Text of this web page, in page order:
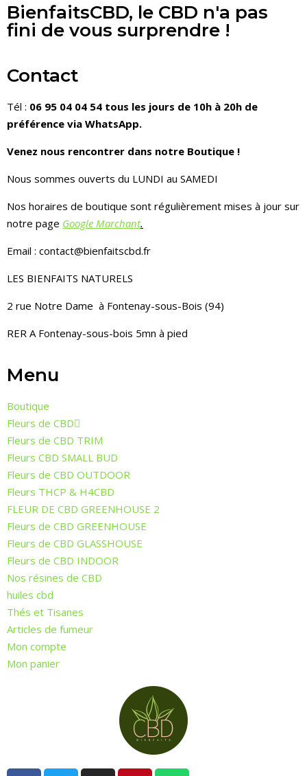
BienfaitsCBD, le CBD n'a pas
fini de vous surprendre !
Contact
Tél : 06 95 04 04 54 tous les jours de 10h à 20h de
préférence via WhatsApp.
Venez nous rencontrer dans notre Boutique !
Nous sommes ouverts du LUNDI au SAMEDI
Nos horaires de boutique sont régulièrement mises à jour sur
notre page Google Marchant.
Email : contact@bienfaitscbd.fr
LES BIENFAITS NATURELS
2 rue Notre Dame à Fontenay-sous-Bois (94)
RER A Fontenay-sous-bois 5mn à pied
Menu
Boutique
Fleurs de CBD
Fleurs de CBD TRIM
Fleurs CBD SMALL BUD
Fleurs de CBD OUTDOOR
Fleurs THCP & H4CBD
FLEUR DE CBD GREENHOUSE 2
Fleurs de CBD GREENHOUSE
Fleurs de CBD GLASSHOUSE
Fleurs de CBD INDOOR
Nos résines de CBD
huiles cbd
Thés et Tisanes
Articles de fumeur
Mon compte
Mon panier